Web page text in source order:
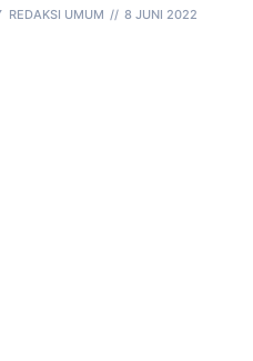
REDAKSI UMUM 8 JUNI 2022